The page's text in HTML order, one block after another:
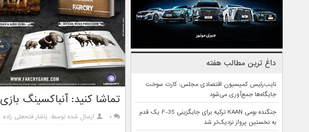
تماشا کنید: آنباکسینگ بازی Far Cry Primal Collector’s Editon
۰ ارسال شده توسط: یاشار فتحعلی زاده
داغ ترین مطالب هفته
نایب‌رئیس کمیسیون اقتصادی مجلس: کارت سوخت
جایگاه‌ها جمع‌آوری می‌شود
جنگنده بومی KAAN ترکیه برای جایگزینی F-35 یک قدم
به نخستین پرواز نزدیک‌تر شد